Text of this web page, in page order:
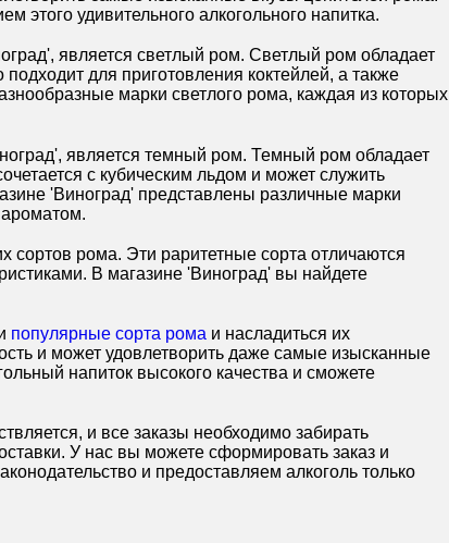
этого удивительного алкогольного напитка.
является светлый ром. Светлый ром обладает
для приготовления коктейлей, а также
марки светлого рома, каждая из которых
является темный ром. Темный ром обладает
с кубическим льдом и может служить
'Виноград' представлены различные марки
сортов рома. Эти раритетные сорта отличаются
В магазине 'Виноград' вы найдете
популярные сорта рома и насладиться их
и может удовлетворить даже самые изысканные
напиток высокого качества и сможете
и все заказы необходимо забирать
У нас вы можете сформировать заказ и
и предоставляем алкоголь только